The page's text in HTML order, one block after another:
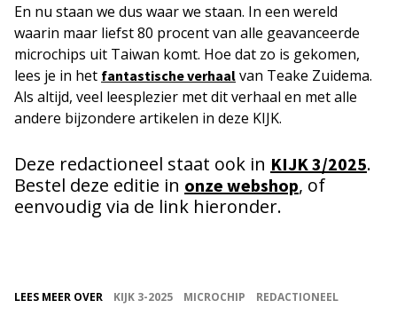
En nu staan we dus waar we staan. In een wereld
waarin maar liefst 80 procent van alle geavanceerde
microchips uit Taiwan komt. Hoe dat zo is gekomen,
lees je in het fantastische verhaal van Teake Zuidema.
Als altijd, veel leesplezier met dit verhaal en met alle
andere bijzondere artikelen in deze KIJK.
Deze redactioneel staat ook in KIJK 3/2025.
Bestel deze editie in onze webshop, of
eenvoudig via de link hieronder.
LEES MEER OVER KIJK 3-2025 MICROCHIP REDACTIONEEL